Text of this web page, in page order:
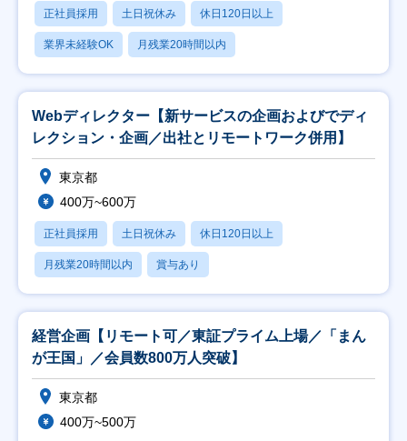
正社員採用 土日祝休み 休日120日以上
業界未経験OK 月残業20時間以内
Webディレクター【新サービスの企画およびでディ
レクション・企画／出社とリモートワーク併用】
東京都
400万~600万
正社員採用 土日祝休み 休日120日以上
月残業20時間以内 賞与あり
経営企画【リモート可／東証プライム上場／「まん
が王国」／会員数800万人突破】
東京都
400万~500万